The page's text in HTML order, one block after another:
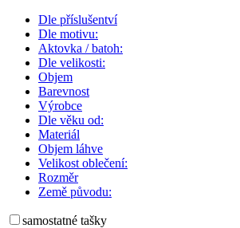
Dle příslušentví
Dle motivu:
Aktovka / batoh:
Dle velikosti:
Objem
Barevnost
Výrobce
Dle věku od:
Materiál
Objem láhve
Velikost oblečení:
Rozměr
Země původu:
samostatné tašky